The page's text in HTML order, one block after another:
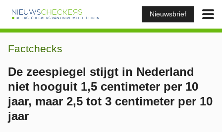
Nieuwsbrief
Factchecks
De zeespiegel stijgt in Nederland
niet hooguit 1,5 centimeter per 10
jaar, maar 2,5 tot 3 centimeter per 10
jaar